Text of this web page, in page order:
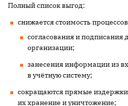
Полный список выгод:
снижается стоимость
согласования и подписания
организации;
занесения информации из
в учётную систему;
сокращаются прямые издержки
их хранение и уничтожение;